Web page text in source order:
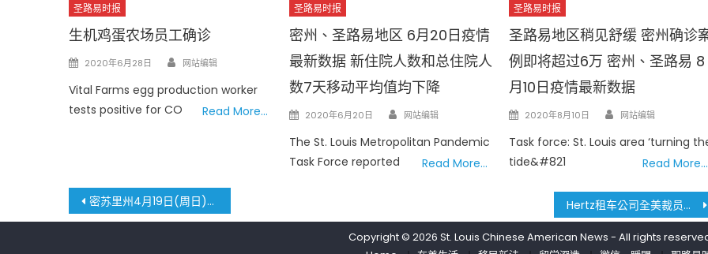
圣路易时报
生机鸡蛋农场员工确诊
Posted
2020年6月28日 Author
网站编辑
Vital Farms egg production worker
tests positive for CO
Read More…
圣路易时报
密州、圣路易地区 6月20日疫情
最新数据 新住院人数和总住院人
数7天移动平均值均下降
Posted
2020年6月20日 Author
网站编辑
The St. Louis Metropolitan Pandemic
Task Force reported
Read More…
圣路易时报
圣路易地区稍见舒缓 密州确诊
例即将超过6万 密州、圣路易 8
月10日疫情最新数据
Posted
2020年8月10日 Author
网站编辑
Task force: St. Louis area ‘turning
tide&#821
Read More…
文
章
密苏里州4月19日(周日)新冠病毒确诊人数5,667人 死亡人数176人 Hertz租车公司全美裁员一万人
Copyright © 2026 St. Louis Chinese American News - All rights